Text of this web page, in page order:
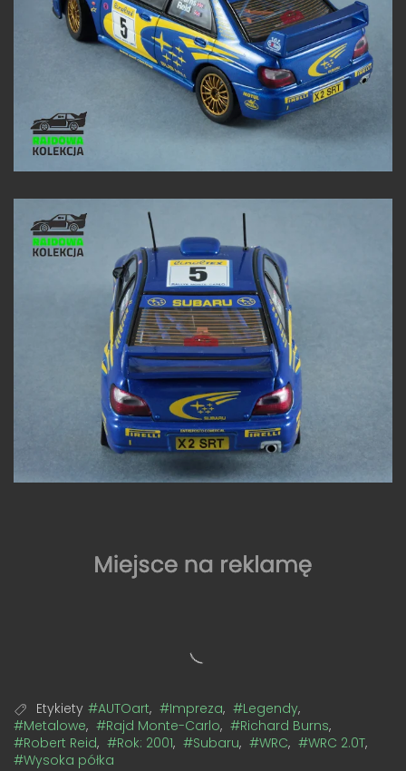
Etykiety #AUTOart, #Impreza, #Legendy,
#Metalowe, #Rajd Monte-Carlo, #Richard Burns,
#Robert Reid, #Rok: 2001, #Subaru, #WRC, #WRC 2.0T,
#Wysoka półka